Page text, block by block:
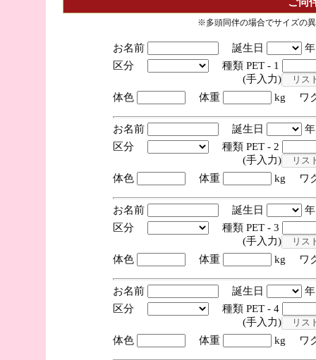
※多頭同伴の場合でサイズの
お名前 誕生日
区分
種類 PET - 1
(手入力)
体色
体重 kg ワ
お名前 誕生日
区分
種類 PET - 2
(手入力)
体色
体重 kg ワ
お名前 誕生日
区分
種類 PET - 3
(手入力)
体色
体重 kg ワ
お名前 誕生日
区分
種類 PET - 4
(手入力)
体色
体重 kg ワ